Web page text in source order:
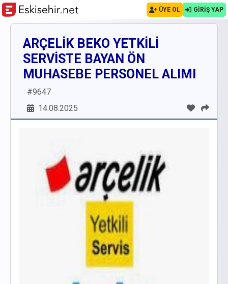
GİRİŞ YAP
ÜYE OL
ARÇELİK BEKO YETKİLİ
SERVİSTE BAYAN ÖN
MUHASEBE PERSONEL ALIMI
#9647
14.08.2025